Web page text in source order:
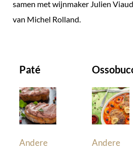
samen met wijnmaker Julien
van Michel Rolland.
Paté
Andere
Andere